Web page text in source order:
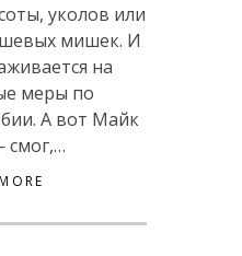
уколов или
мишек. И
на
меры по
А вот Майк